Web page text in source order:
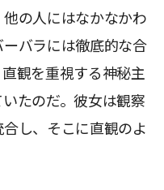
の人にはなかなかわ
バラには徹底的な合
観を重視する神秘主
たのだ。彼女は観察
し、そこに直観のよ